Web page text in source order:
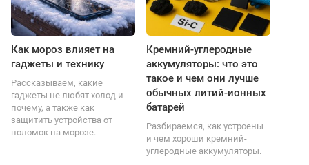
Как мороз влияет на
гаджеты и технику
Рассказываем, какие
гаджеты не любят холод и
почему, а также как
защитить устройства от
поломок на морозе.
Кремний-углеродные
аккумуляторы: что это
такое и чем они лучше
обычных литий-ионных
батарей
Разбираемся, как устроены
и чем хороши кремний-
углеродные аккумуляторы.